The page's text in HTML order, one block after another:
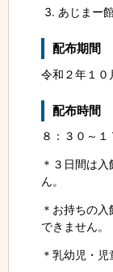
あじま
配布期間
令和２年１０
配布時間
８：３０～１
＊３日間は
ん。
＊お持ちの
できません。
＊乳幼児・